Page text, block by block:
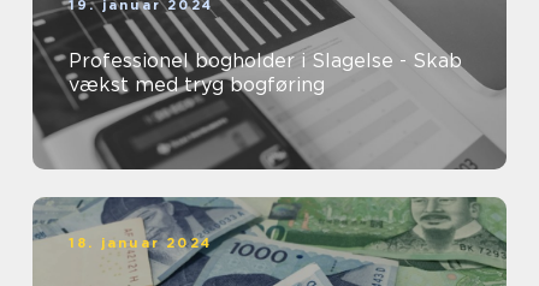
19. januar 2024
Professionel bogholder i Slagelse - Skab
vækst med tryg bogføring
18. januar 2024